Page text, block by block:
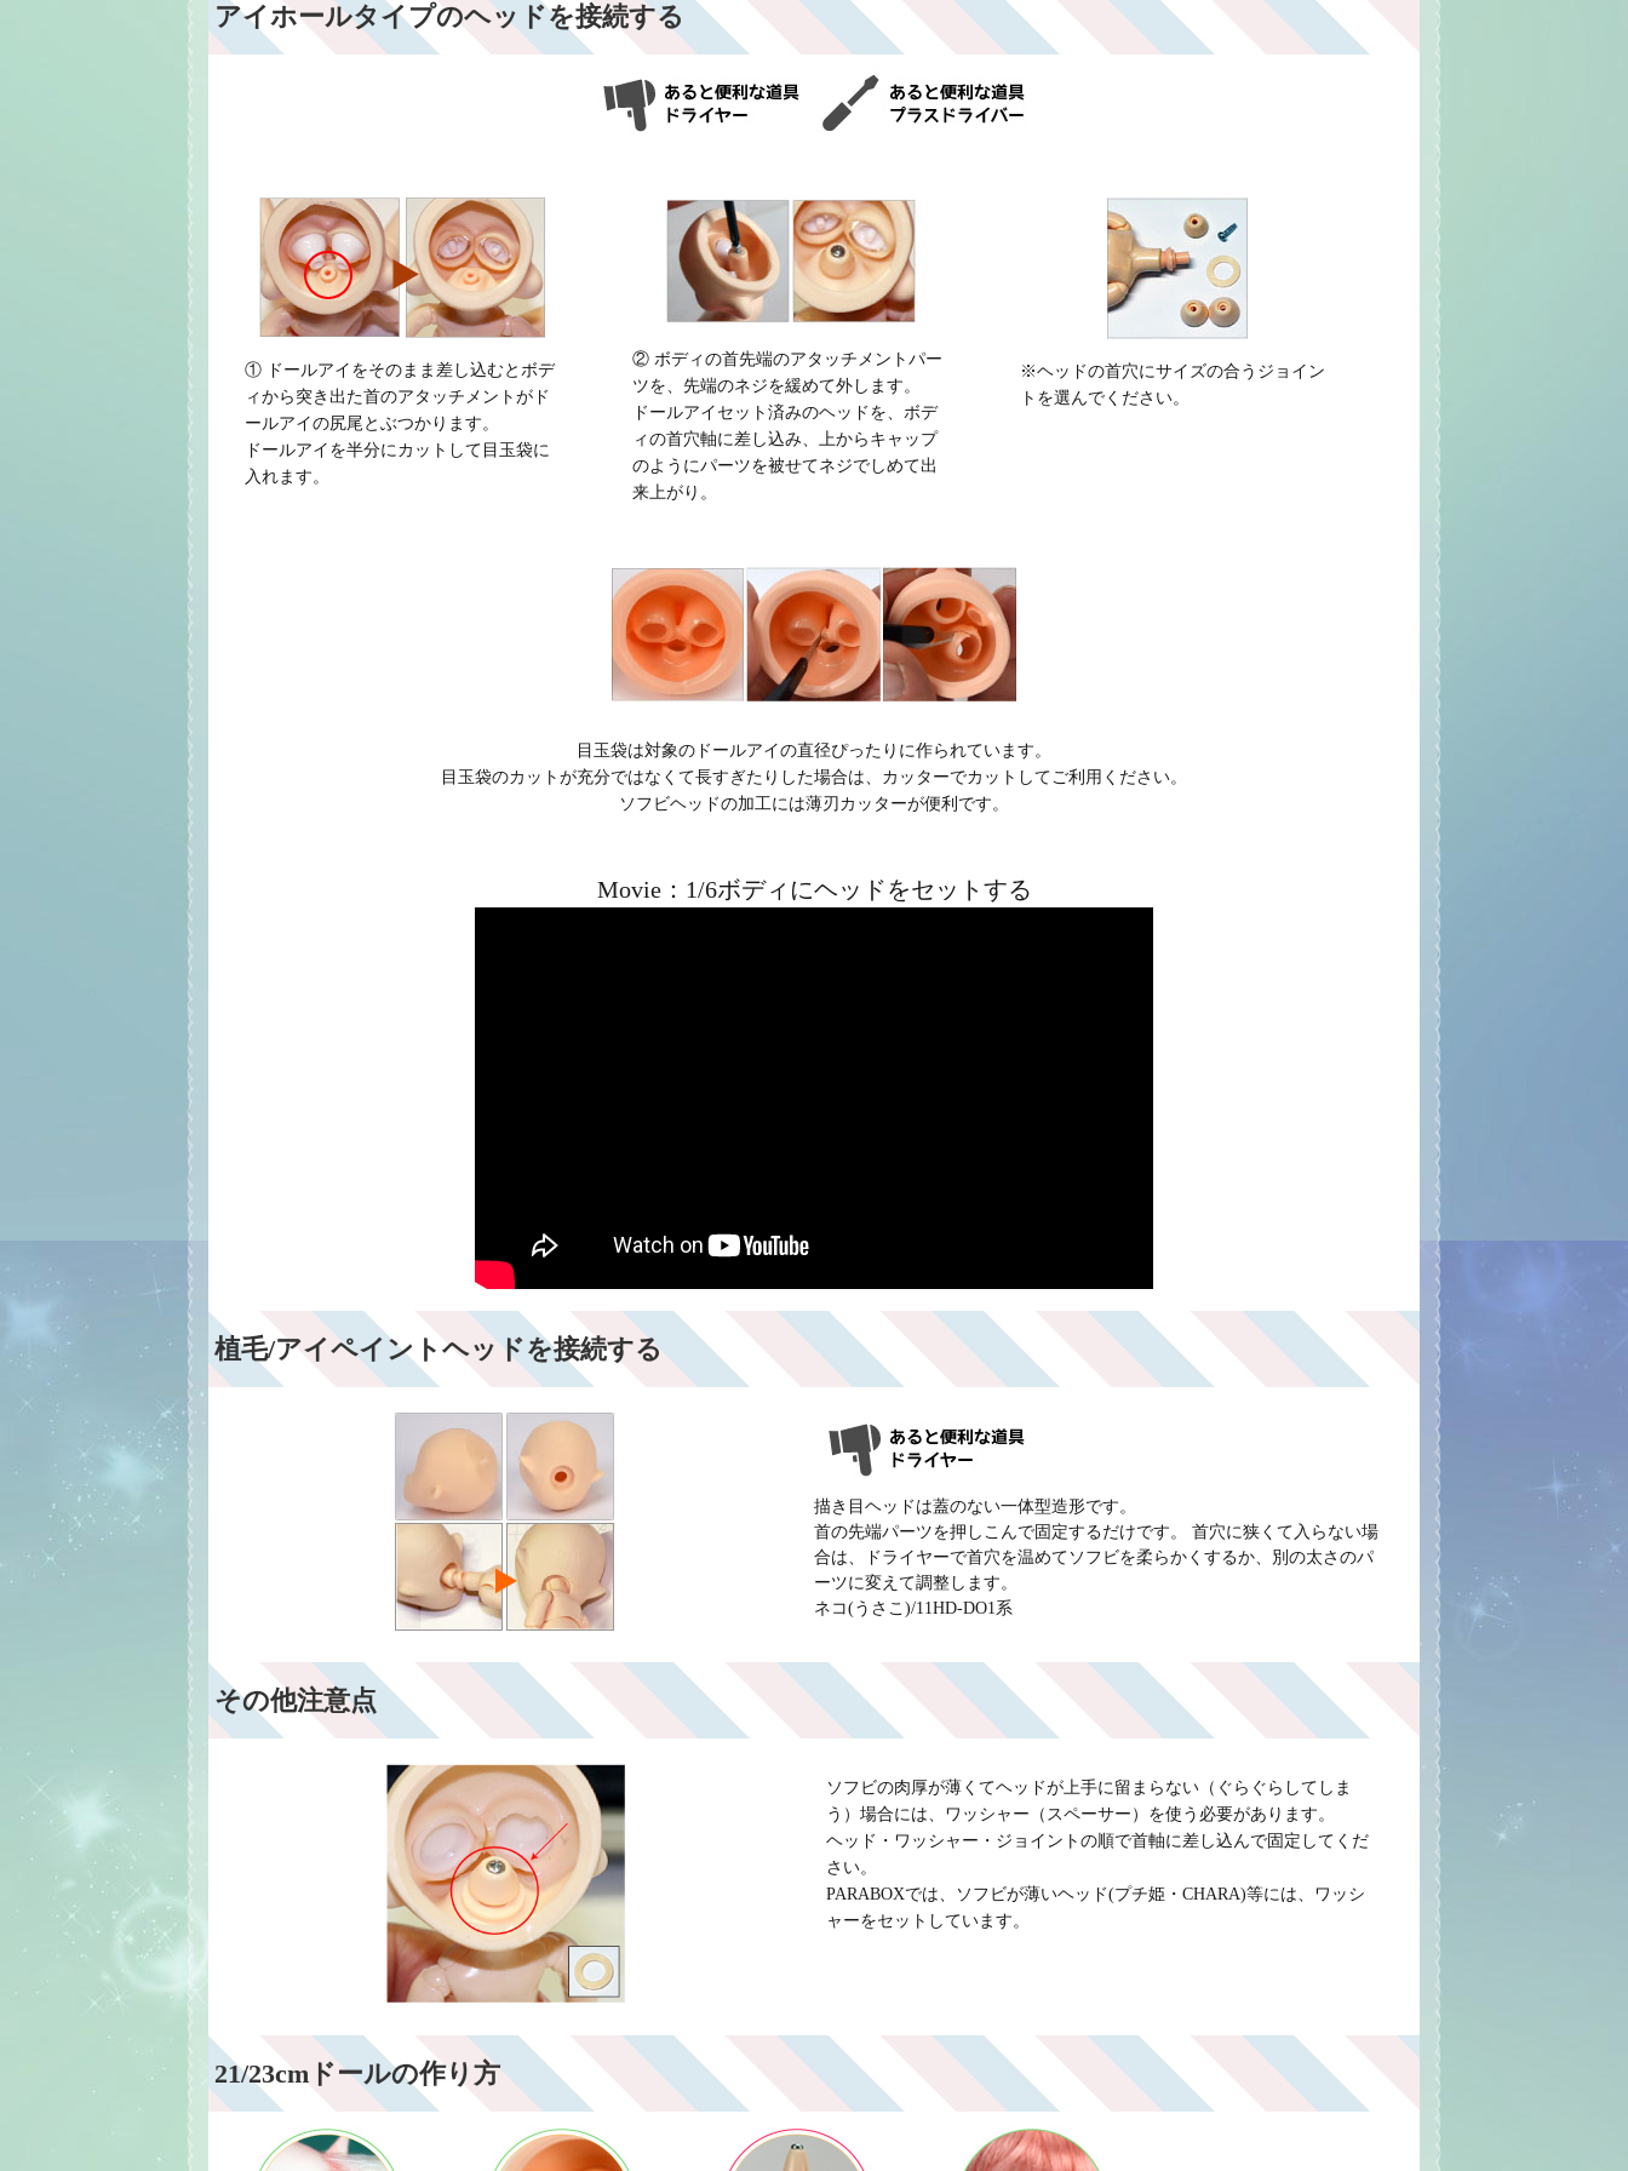
アイホールタイプのヘッドを接続する
① ドールアイをそのまま差し込むとボデ
ィから突き出た首のアタッチメントがド
ールアイの尻尾とぶつかります。
ドールアイを半分にカットして目玉袋に
入れます。
② ボディの首先端のアタッチメントパー
ツを、先端のネジを緩めて外します。
ドールアイセット済みのヘッドを、ボデ
ィの首穴軸に差し込み、上からキャップ
のようにパーツを被せてネジでしめて出
来上がり。
※ヘッドの首穴にサイズの合うジョイン
トを選んでください。
目玉袋は対象のドールアイの直径ぴったりに作られています。
目玉袋のカットが充分ではなくて長すぎたりした場合は、カッターでカットしてご利用ください。
ソフビヘッドの加工には薄刃カッターが便利です。
Movie：1/6ボディにヘッドをセットする
植毛/アイペイントヘッドを接続する
描き目ヘッドは蓋のない一体型造形です。
首の先端パーツを押しこんで固定するだけです。 首穴に狭くて入らない場
合は、ドライヤーで首穴を温めてソフビを柔らかくするか、別の太さのパ
ーツに変えて調整します。
ネコ(うさこ)/11HD-DO1系
その他注意点
ソフビの肉厚が薄くてヘッドが上手に留まらない（ぐらぐらしてしま
う）場合には、ワッシャー（スペーサー）を使う必要があります。
ヘッド・ワッシャー・ジョイントの順で首軸に差し込んで固定してくだ
さい。
PARABOXでは、ソフビが薄いヘッド(プチ姫・CHARA)等には、ワッシ
ャーをセットしています。
21/23cmドールの作り方